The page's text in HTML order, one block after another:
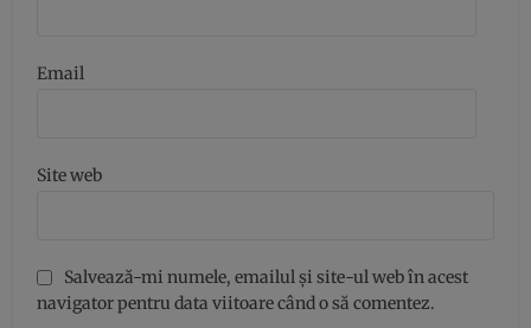
Email
Site web
Salvează-mi numele, emailul și site-ul web în acest
navigator pentru data viitoare când o să comentez.